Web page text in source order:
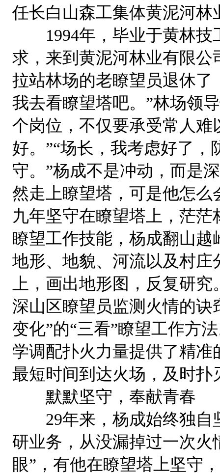
任长白山森工集体黄泥河
1994年，毕业于黄林技
求，来到黄泥河林业有限公
拉站林场的老瞭望员退休
我去看瞭望塔吧。”林场领
个岗位，不仅要承受常人
好。”“场长，我考虑好了
守。”杨成不是冲动，而是
然走上瞭望塔，可是他怎
九年坚守在瞭望塔上，茫
瞭望工作技能，杨成翻山
地形、地貌、河流以及村
上，画出地形图，反复研
深山区瞭望员监测火情的
变化”的“三看”瞭望工作方
学调配扑火力量提供了精
最短时间到达火场，及时
默默坚守，奉献青春
29年来，杨成始终独自
研业务，从没漏掉过一次火
眼”，有他在瞭望塔上坚守